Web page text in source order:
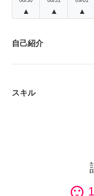
▲ ▲ ▲
自己紹介
スキル
sentiment_satisfied 1